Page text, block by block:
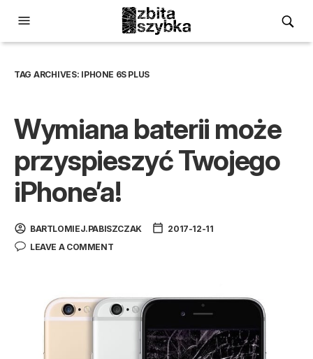
TAG ARCHIVES: IPHONE 6S PLUS
Wymiana baterii może
przyspieszyć Twojego
iPhone’a!
BARTLOMIEJ.PABISZCZAK
2017-12-11
LEAVE A COMMENT